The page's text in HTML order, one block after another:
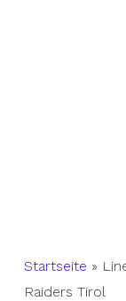
Startseite »
Raiders Tirol